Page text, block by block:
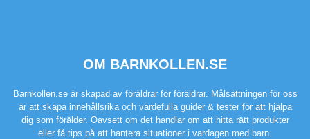
OM BARNKOLLEN.SE
Barnkollen.se är skapad av föräldrar för föräldrar. Målsättningen för oss
är att skapa innehållsrika och värdefulla guider & tester för att hjälpa
dig som förälder. Oavsett om det handlar om att hitta rätt produkter
eller få tips på att hantera situationer i vardagen med barn.